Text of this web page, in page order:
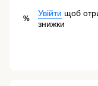
%
Увійти щоб
знижки